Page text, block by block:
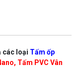
các loại Tấm ốp
Tấm PVC Vân